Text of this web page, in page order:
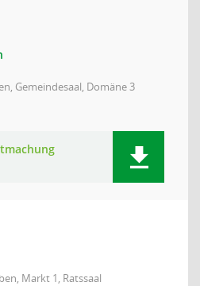
Gemeindesaal, Domäne 3
Markt 1, Ratssaal